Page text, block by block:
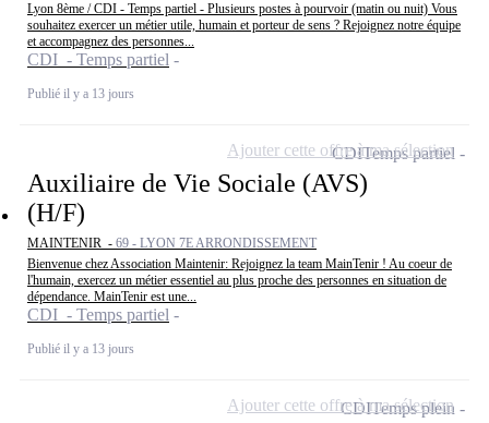
Lyon 8ème / CDI - Temps partiel - Plusieurs postes à pourvoir (matin ou nuit) Vous
souhaitez exercer un métier utile, humain et porteur de sens ? Rejoignez notre équipe
et accompagnez des personnes...
CDI - Temps partiel
Publié il y a 13 jours
Auxiliaire de Vie Sociale (AVS)
(H/F)
MAINTENIR - 69 - LYON 7E ARRONDISSEMENT
Bienvenue chez Association Maintenir: Rejoignez la team MainTenir ! Au coeur de
l'humain, exercez un métier essentiel au plus proche des personnes en situation de
dépendance. MainTenir est une...
CDI - Temps partiel
Publié il y a 13 jours
CDITemps partiel
Ajouter cette offre à ma sélection
CDITemps plein
Ajouter cette offre à ma sélection